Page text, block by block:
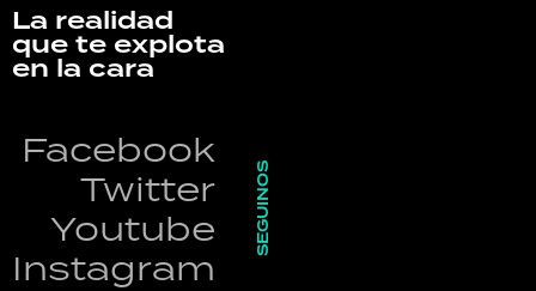
La realidad
que te explota
en la cara
Facebook
Twitter
Youtube
Instagram
SEGUINOS